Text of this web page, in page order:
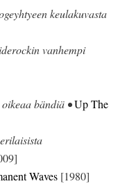
keulakuvasta
vanhempi
bändiä •Up The
Waves [1980]